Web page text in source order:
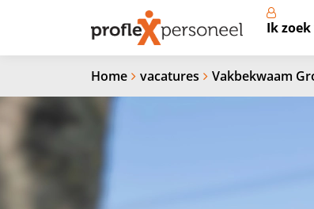
Ik
Home vacatures Vakbekwaam